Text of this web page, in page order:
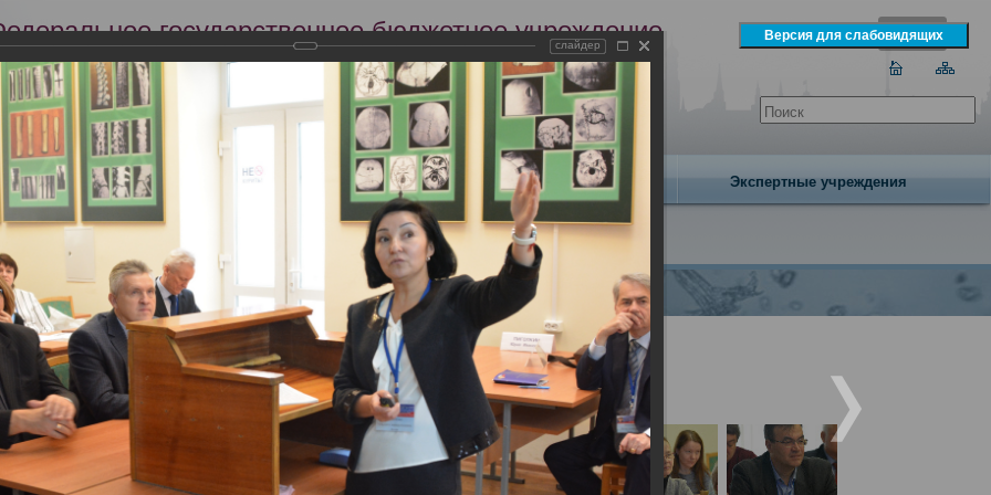
государственное бюджетное учреждение
центр судебно-медицинской экспертизы
России
Сегодня 9 августа 2026 года
Научная деятельность Экспертиза Образование Издательство Экспертные учреждения
съезд судебных медиков
съезд судебных медиков
года прошел VIII Всероссийский съезд судебных медиков с международным участием.
слайдер